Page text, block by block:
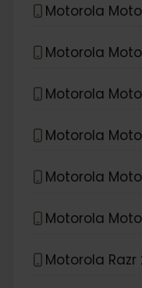
Motorola
Motorola
Motorola
Motorola
Motorola
Motorola
Motorola Razr